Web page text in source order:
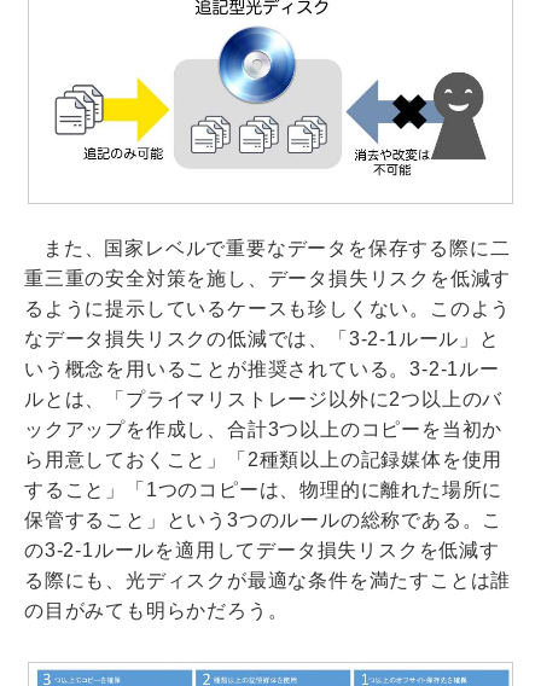
また、国家レベルで重要なデータを保存する際に二
重三重の安全対策を施し、データ損失リスクを低減す
るように提示しているケースも珍しくない。このよう
なデータ損失リスクの低減では、「3-2-1ルール」と
いう概念を用いることが推奨されている。3-2-1ルー
ルとは、「プライマリストレージ以外に2つ以上のバ
ックアップを作成し、合計3つ以上のコピーを当初か
ら用意しておくこと」「2種類以上の記録媒体を使用
すること」「1つのコピーは、物理的に離れた場所に
保管すること」という3つのルールの総称である。こ
の3-2-1ルールを適用してデータ損失リスクを低減す
る際にも、光ディスクが最適な条件を満たすことは誰
の目がみても明らかだろう。